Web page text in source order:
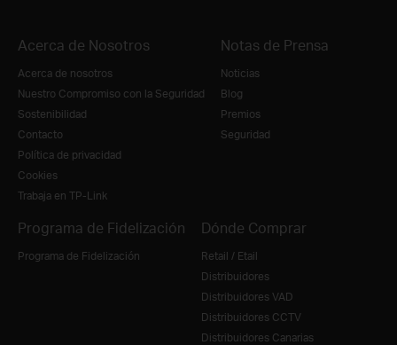
Acerca de Nosotros
Acerca de nosotros
Nuestro Compromiso con la Seguridad
Sostenibilidad
Contacto
Política de privacidad
Cookies
Trabaja en TP-Link
Notas de Prensa
Noticias
Blog
Premios
Seguridad
Programa de Fidelización
Programa de Fidelización
Dónde Comprar
Retail / Etail
Distribuidores
Distribuidores VAD
Distribuidores CCTV
Distribuidores Canarias